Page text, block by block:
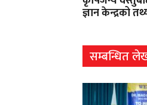
ज्ञान केन्द्रको
सम्बन्धित